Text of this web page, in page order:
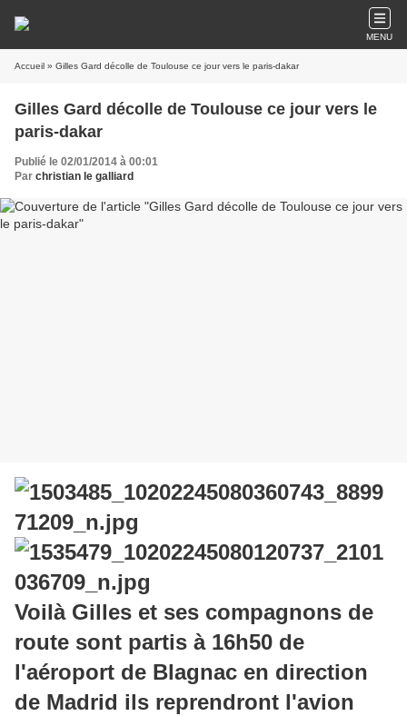
MENU
Accueil » Gilles Gard décolle de Toulouse ce jour vers le paris-dakar
Gilles Gard décolle de Toulouse ce jour vers le
paris-dakar
Publié le 02/01/2014 à 00:01
Par christian le galliard
Voilà Gilles et ses compagnons de
route sont partis à 16h50 de
l'aéroport de Blagnac en direction
de Madrid ils reprendront l'avion